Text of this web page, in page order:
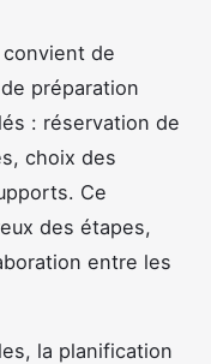
convient de
préparation
: réservation de
choix des
Ce
des étapes,
entre les
la planification